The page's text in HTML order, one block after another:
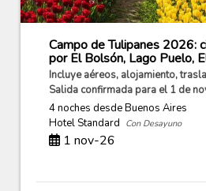
Campo de Tulipanes 2026:
por El Bolsón, Lago Puelo,
Incluye aéreos, alojamiento,
Salida confirmada para el 1 de
4 nochesdesde Buenos Aires
Hotel Standard Con Desayuno
1 nov-26